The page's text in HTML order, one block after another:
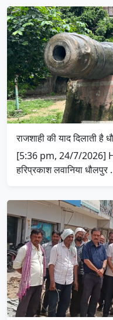
राजशाही की याद दिलाती है
[5:36 pm, 24/7/2026]
हरिप्रकाश लवानिया धौलपुर